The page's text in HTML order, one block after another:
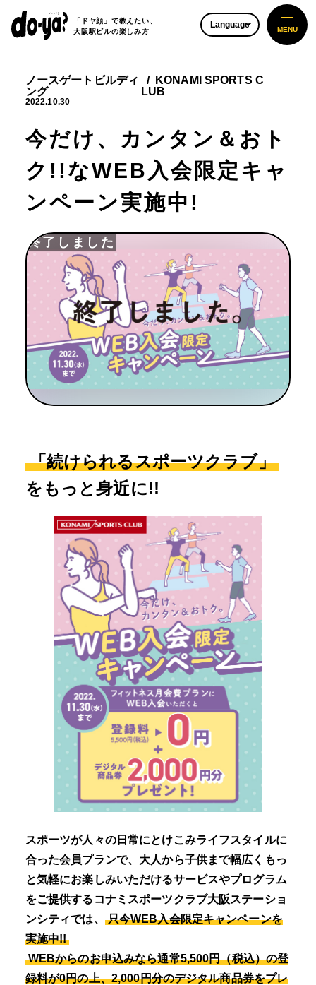
「ドヤ顔」で教えたい、
大阪駅ビルの楽しみ方
Language
ノースゲートビルディ
ング
KONAMI SPORTS C
LUB
2022.10.30
今だけ、カンタン＆おト
ク!!なWEB入会限定キャ
ンペーン実施中!
終了しました
「続けられるスポーツクラブ」
をもっと身近に!!
スポーツが人々の日常にとけこみライフスタイルに
合った会員プランで、大人から子供まで幅広くもっ
と気軽にお楽しみいただけるサービスやプログラム
をご提供するコナミスポーツクラブ大阪ステーショ
ンシティでは、
只今WEB入会限定キャンペーンを
実施中!!
WEBからのお申込みなら通常5,500円（税込）の登
録料が0円の上、2,000円分のデジタル商品券をプレ